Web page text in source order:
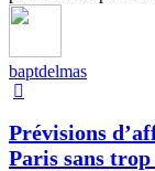
baptdelmas
Prévisions
Paris sans